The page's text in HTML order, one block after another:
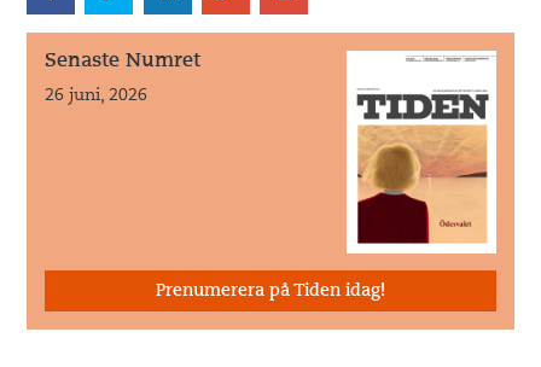
Senaste Numret
26 juni, 2026
Prenumerera på Tiden idag!